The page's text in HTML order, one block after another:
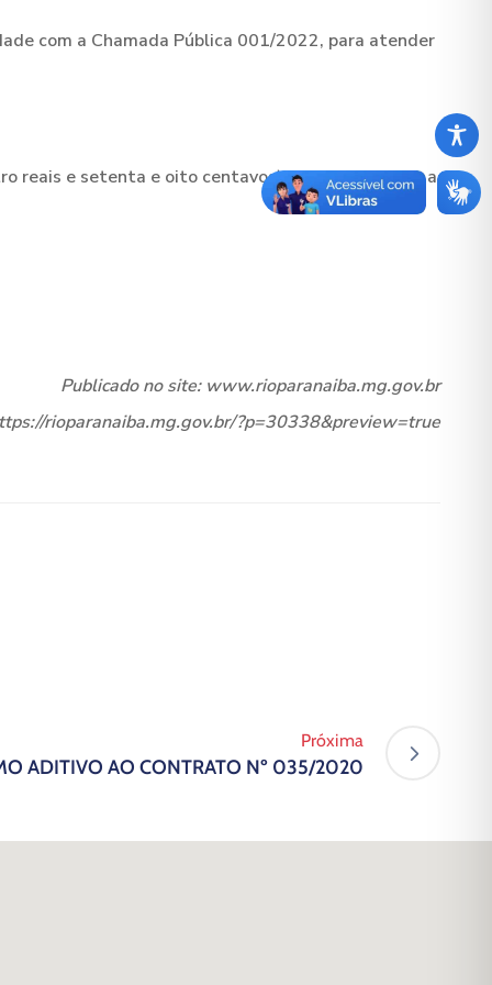
com a Chamada Pública 001/2022, para atender
reais e setenta e oito centavos), correspondendo a
Publicado no site: www.rioparanaiba.mg.gov.br
rioparanaiba.mg.gov.br/?p=30338&preview=true
Próxima
ADITIVO AO CONTRATO Nº 035/2020